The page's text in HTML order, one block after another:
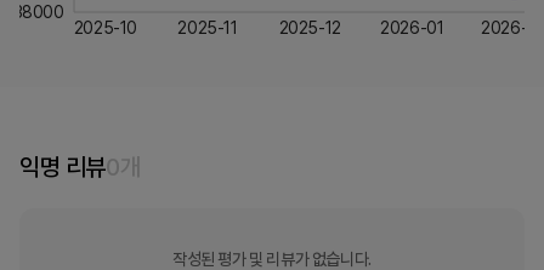
2025-10 2025-11 2025-12 2026-01 2026-
38000
익명 리뷰0개
작성된 평가 및 리뷰가 없습니다.